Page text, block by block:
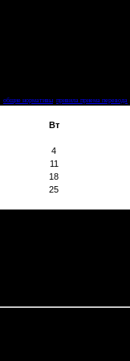
общие нормативы привила приема перевода
Вт
4
11
18
25